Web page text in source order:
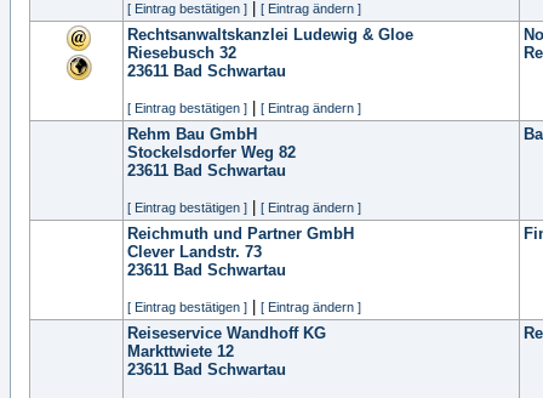
[ Eintrag bestätigen ] [ Eintrag ändern ]
Rechtsanwaltskanzlei Ludewig & Gloe
Riesebusch 32
23611 Bad Schwartau
[ Eintrag bestätigen ] [ Eintrag ändern ]
Rehm Bau GmbH
Stockelsdorfer Weg 82
23611 Bad Schwartau
[ Eintrag bestätigen ] [ Eintrag ändern ]
Reichmuth und Partner GmbH
Clever Landstr. 73
23611 Bad Schwartau
[ Eintrag bestätigen ] [ Eintrag ändern ]
Reiseservice Wandhoff KG
Markttwiete 12
23611 Bad Schwartau